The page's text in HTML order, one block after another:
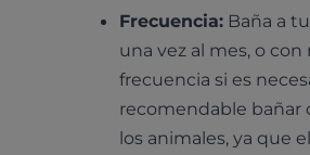
Frecuencia: Baña a
una vez al mes, o con
frecuencia si es
recomendable bañar
los animales, ya que